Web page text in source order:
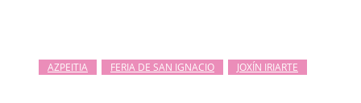
AZPEITIA FERIA DE SAN IGNACIO JOXÍN IRIARTE